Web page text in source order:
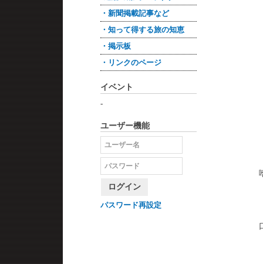
・新聞掲載記事など
・知って得する旅の知恵
・掲示板
・リンクのページ
イベント
-
ユーザー機能
ログイン
パスワード再設定